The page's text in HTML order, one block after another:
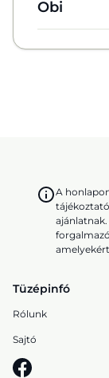
Obi
A
Tüzépinfó
Rólunk
Sajtó